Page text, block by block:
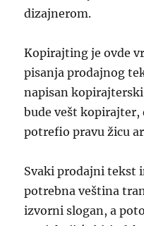
dizajnerom.
Kopirajting je ovde
pisanja prodajnog
napisan
bude vešt
potrefio pravu žicu
Svaki prodajni tekst
potrebna veština
izvorni slogan, a